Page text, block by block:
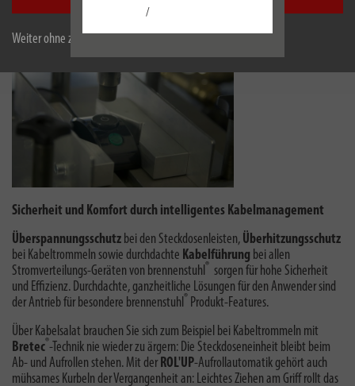
Weiter ohne zu akzeptieren
/
Sicherheit und Komfort durch intelligentes Kabelmanagement
Überspannungsschutz bei den Steckdosenleisten, Überhitzungsschutz
bei Kabeltrommeln sowie durchdachte Kabelführung bei allen
Stromverteilungs-Geräten von brennenstuhl® sorgen für hohe Sicherheit
und Effizienz. Durchdachte, ganzheitliche Lösungen für den Anwender sind
der Antrieb für besondere brennenstuhl® Produkt-Features.
Über Kabelsalat brauchen Sie sich zum Beispiel bei Kabeltrommeln mit
Bretec®-Technik nie wieder zu ärgern: Die Steckdoseneinheit bleibt beim
Ab- und Aufrollen stehen. Mit der ROL'UP-Aufrollautomatik gehört auch
mühsames Kurbeln der Vergangenheit an: Leichtes Ziehen am Griff rollt das